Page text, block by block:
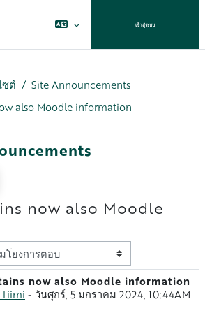
เข้าสู่ระบบ
ซต์
Site Announcements
also Moodle information
now also Moodle
now also Moodle information
- วันศุกร์, 5 มกราคม 2024, 10:44AM
0